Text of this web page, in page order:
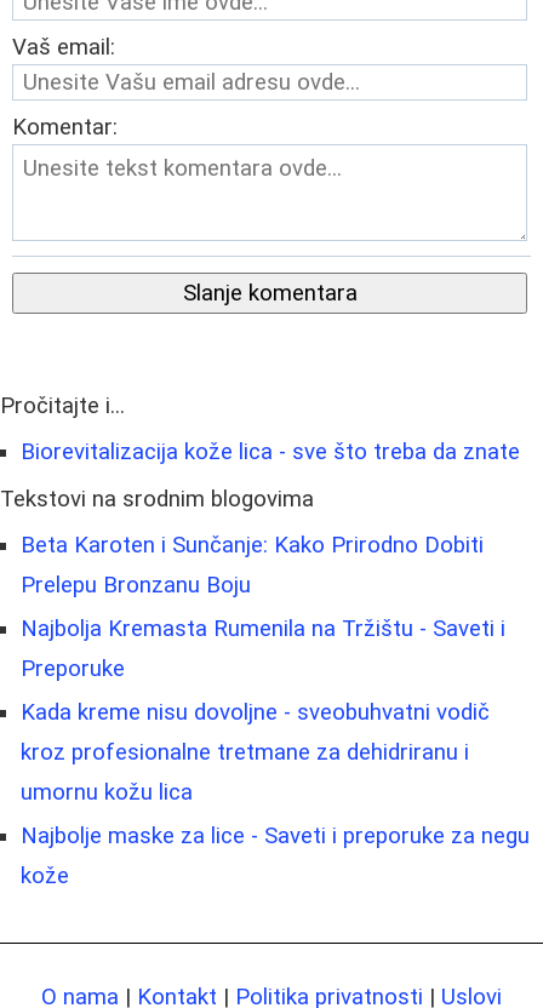
Vaš email:
Komentar:
Slanje komentara
Pročitajte i...
Biorevitalizacija kože lica - sve što treba da znate
Tekstovi na srodnim blogovima
Beta Karoten i Sunčanje: Kako Prirodno Dobiti
Prelepu Bronzanu Boju
Najbolja Kremasta Rumenila na Tržištu - Saveti i
Preporuke
Kada kreme nisu dovoljne - sveobuhvatni vodič
kroz profesionalne tretmane za dehidriranu i
umornu kožu lica
Najbolje maske za lice - Saveti i preporuke za negu
kože
O nama | Kontakt | Politika privatnosti | Uslovi